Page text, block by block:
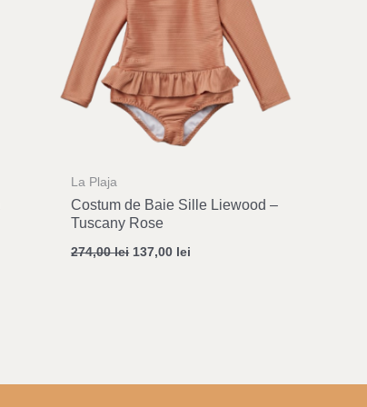
La Plaja
Costum de Baie Sille Liewood –
Tuscany Rose
274,00lei 137,00 lei